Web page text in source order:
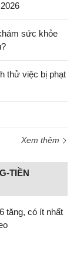
sức khỏe
thử việc bị phạt
Xem thêm
TIỀN
tăng, có ít nhất